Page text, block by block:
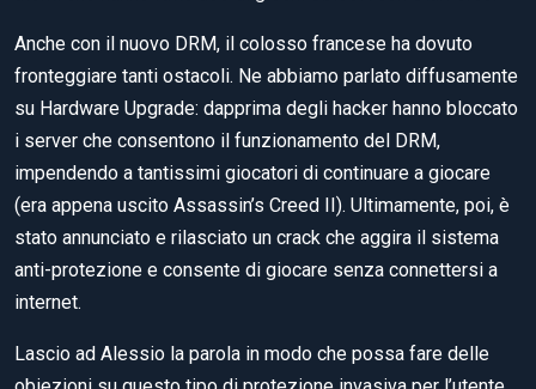
Anche con il nuovo DRM, il colosso francese ha dovuto
fronteggiare tanti ostacoli. Ne abbiamo parlato diffusamente
su Hardware Upgrade: dapprima degli hacker hanno bloccato
i server che consentono il funzionamento del DRM,
impendendo a tantissimi giocatori di continuare a giocare
(era appena uscito Assassin’s Creed II). Ultimamente, poi, è
stato annunciato e rilasciato un crack che aggira il sistema
anti-protezione e consente di giocare senza connettersi a
internet.
Lascio ad Alessio la parola in modo che possa fare delle